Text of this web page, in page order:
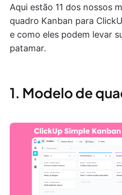
Aqui estão 11 dos nossos
quadro Kanban para
e como eles podem levar
patamar.
1. Modelo de